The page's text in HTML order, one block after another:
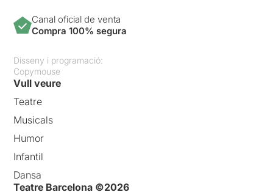
Canal oficial de venta
Compra 100% segura
Disseny i programació:
Copymouse
Vull veure
Teatre
Musicals
Humor
Infantil
Dansa
Teatre Barcelona ©2026